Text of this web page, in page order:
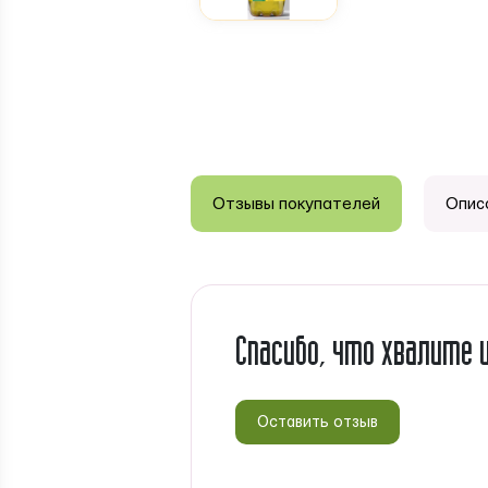
Отзывы покупателей
Спасибо, что хвалите
Оставить отзыв